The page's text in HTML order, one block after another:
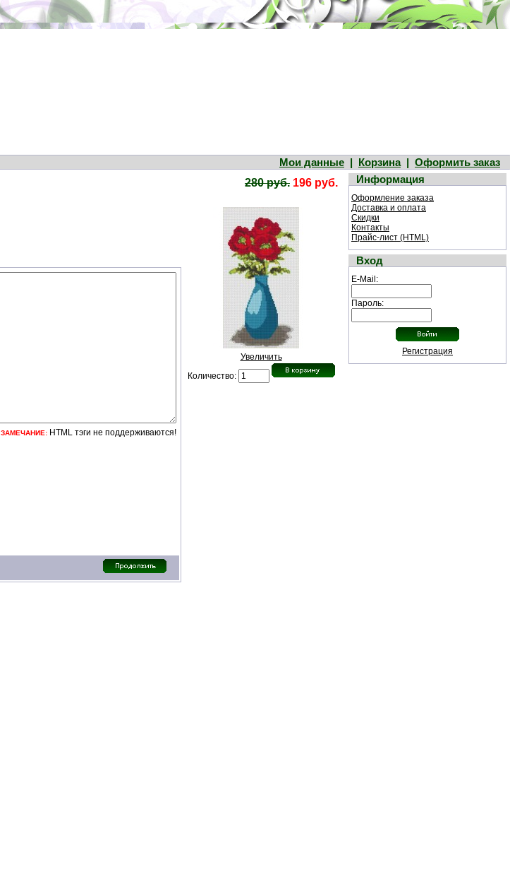
Мои данные | Корзина| Оформить заказ
280 руб. 196 руб.
ЗАМЕЧАНИЕ: HTML тэги не поддерживаются!
Увеличить
Количество:
Информация
Оформление заказа
Доставка и оплата
Скидки
Контакты
Прайс-лист (HTML)
Вход
E-Mail:
Пароль:
Регистрация